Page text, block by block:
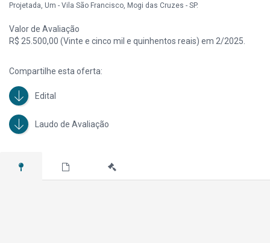
Projetada, Um - Vila São Francisco, Mogi das Cruzes - SP.
Valor de Avaliação
R$ 25.500,00 (Vinte e cinco mil e quinhentos reais) em 2/2025.
Compartilhe esta oferta:
Edital
Laudo de Avaliação